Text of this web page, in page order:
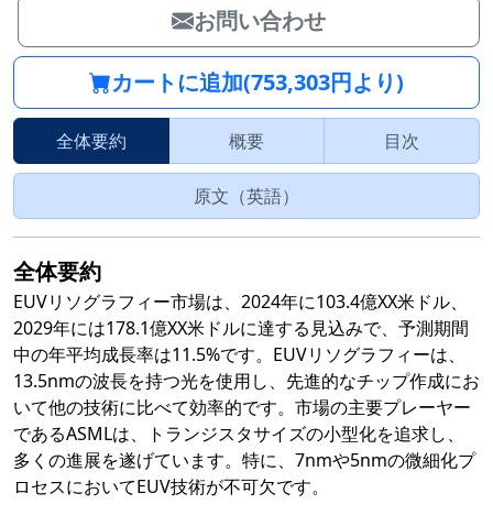
お問い合わせ
カートに追加(753,303円より)
全体要約 概要 目次
原文（英語）
全体要約
EUVリソグラフィー市場は、2024年に103.4億XX米ドル、
2029年には178.1億XX米ドルに達する見込みで、予測期間
中の年平均成長率は11.5%です。EUVリソグラフィーは、
13.5nmの波長を持つ光を使用し、先進的なチップ作成にお
いて他の技術に比べて効率的です。市場の主要プレーヤー
であるASMLは、トランジスタサイズの小型化を追求し、
多くの進展を遂げています。特に、7nmや5nmの微細化プ
ロセスにおいてEUV技術が不可欠です。